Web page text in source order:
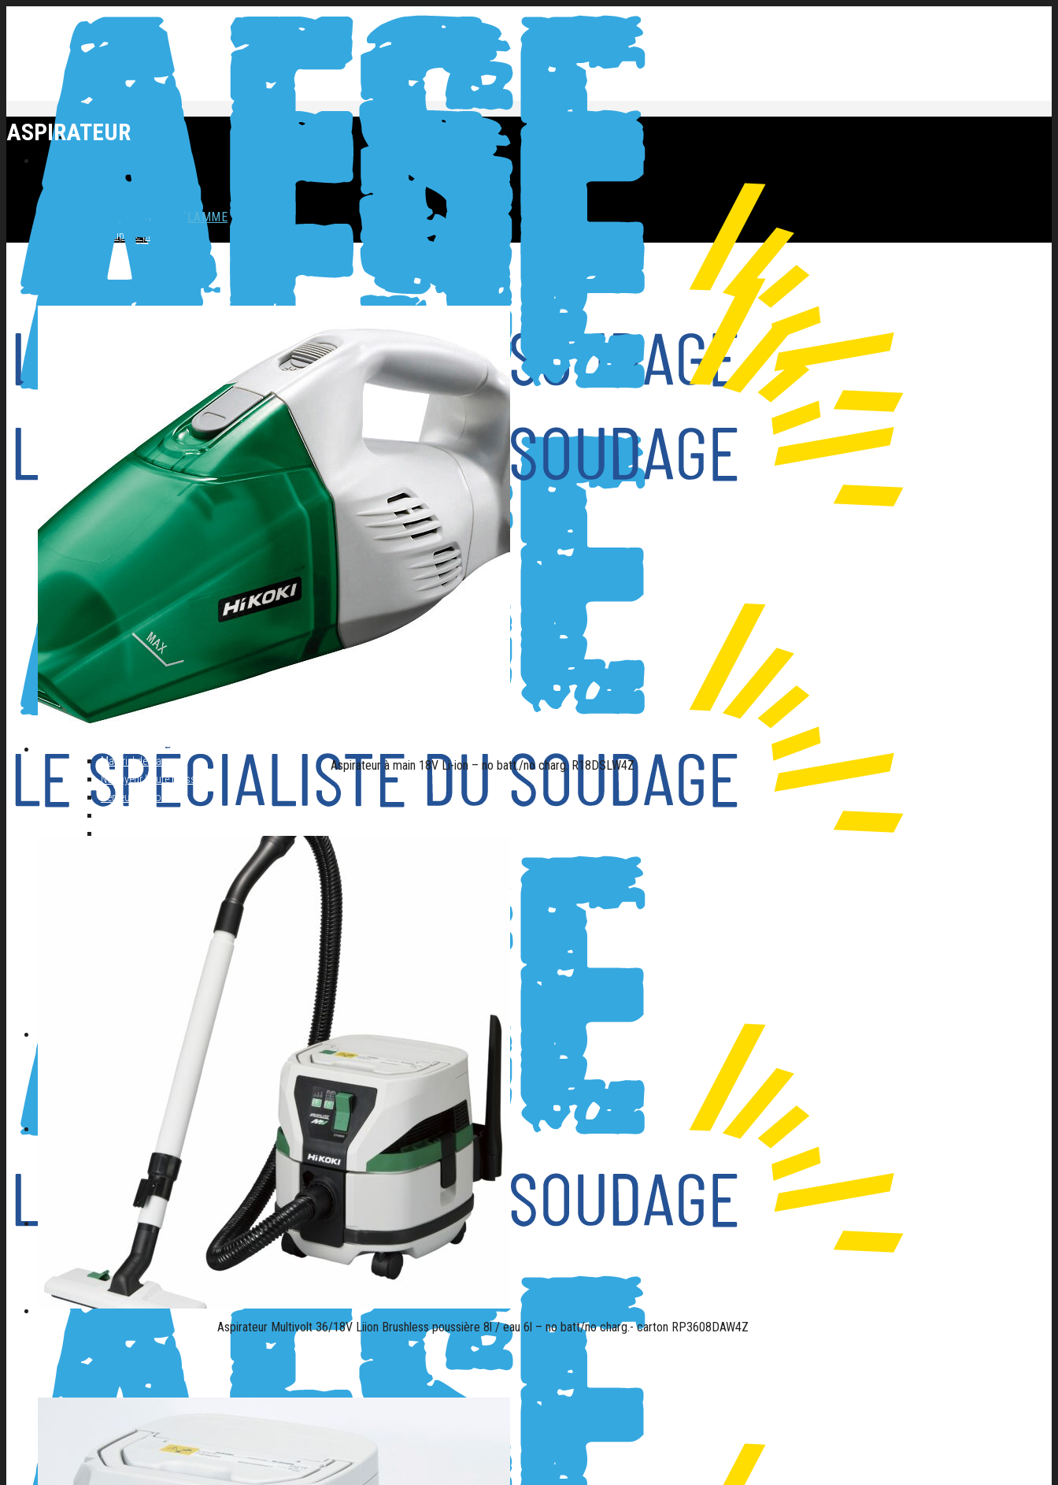
SOUDAGE COUPAGE FLAMME
Coupage plasma
Décapage inox
Flamme
Postes MIG
Cartouche Silicone
Flamme
Lames de scies à ruban
Perçage/Vissage
Torches et accessoires ARC
Torches et accessoires MIG
Torches et accessoires TIG
PRODUITS D’APPORT
Métaux d’apport ARC
Métaux d’apport MIG
Métaux d’apport TIG
EQUIPEMENTS D’ATELIER
Accessoires compresseur
Aspirateur eau et poussieres
Autolaveuse
Compresseur
Materiel de Garage
Nettoyeur haute pression
Perceuse à colonne
EQUIPEMENT DE PROTECTION INDIVIDUELLE
04 42 82 44 70
ASPIRATEUR
Aspirateur à main 18V Li-ion – no batt./no charg. R18DSLW4Z
Aspirateur Multivolt 36/18V Liion Brushless poussière 8l / eau 6l – no batt/no charg.- carton RP3608DAW4Z